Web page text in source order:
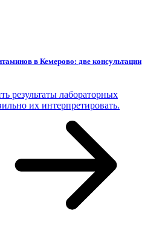
в Кемерово: две консультации
результаты лабораторных
их интерпретировать.